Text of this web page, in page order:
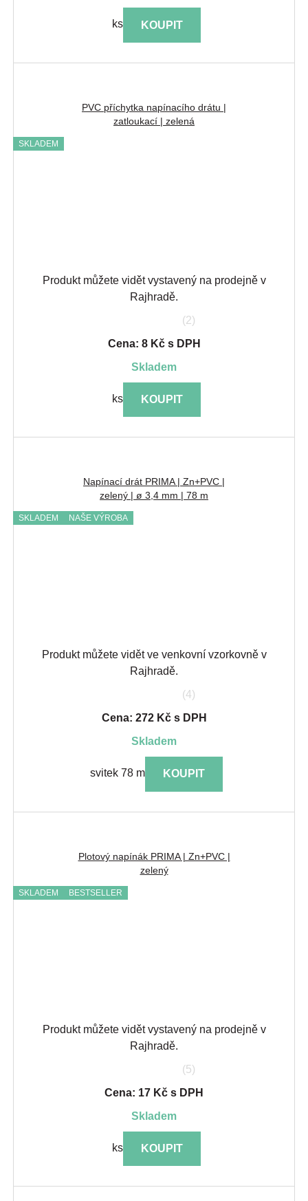
ks KOUPIT
PVC příchytka napínacího drátu |
zatloukací | zelená
SKLADEM
Produkt můžete vidět vystavený na prodejně v
Rajhradě.
(2)
Cena: 8 Kč s DPH
skladem
ks KOUPIT
Napínací drát PRIMA | Zn+PVC |
zelený | ø 3,4 mm | 78 m
SKLADEM NAŠE VÝROBA
Produkt můžete vidět ve venkovní vzorkovně v
Rajhradě.
(4)
Cena: 272 Kč s DPH
skladem
svitek 78 m KOUPIT
Plotový napínák PRIMA | Zn+PVC |
zelený
SKLADEM BESTSELLER
Produkt můžete vidět vystavený na prodejně v
Rajhradě.
(5)
Cena: 17 Kč s DPH
skladem
ks KOUPIT